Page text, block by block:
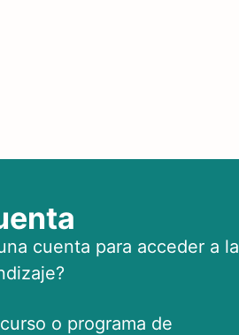
cuenta para acceder a la
o programa de